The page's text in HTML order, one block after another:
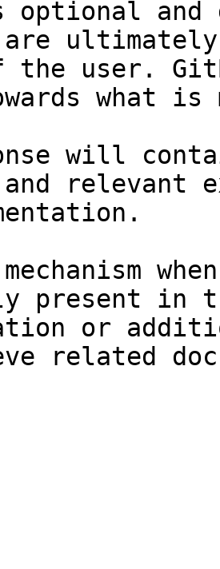
and
are
the user.
what
will
relevant
present in
or